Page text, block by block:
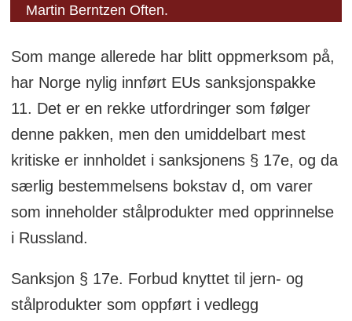
Martin Berntzen Often.
Som mange allerede har blitt oppmerksom på,
har Norge nylig innført EUs sanksjonspakke
11. Det er en rekke utfordringer som følger
denne pakken, men den umiddelbart mest
kritiske er innholdet i sanksjonens § 17e, og da
særlig bestemmelsens bokstav d, om varer
som inneholder stålprodukter med opprinnelse
i Russland.
Sanksjon § 17e. Forbud knyttet til jern- og
stålprodukter som oppført i vedlegg